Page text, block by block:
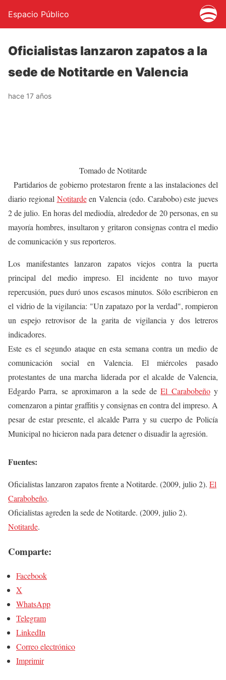
Espacio Público
Oficialistas lanzaron zapatos a la
sede de Notitarde en Valencia
hace 17 años
Tomado de Notitarde
Partidarios de gobierno protestaron frente a las instalaciones del
diario regional Notitardeen Valencia (edo. Carabobo) este jueves
2 de julio. En horas del mediodía, alrededor de 20 personas, en su
mayoría hombres, insultaron y gritaron consignas contra el medio
de comunicación y sus reporteros.
Los manifestantes lanzaron zapatos viejos contra la puerta
principal del medio impreso. El incidente no tuvo mayor
repercusión, pues duró unos escasos minutos. Sólo escribieron en
el vidrio de la vigilancia: "Un zapatazo por la verdad", rompieron
un espejo retrovisor de la garita de vigilancia y dos letreros
indicadores.
Este es el segundo ataque en esta semana contra un medio de
comunicación social en Valencia. El miércoles pasado
protestantes de una marcha liderada por el alcalde de Valencia,
Edgardo Parra, se aproximaron a la sede deEl Carabobeñoy
comenzaron a pintar graffitis y consignas en contra del impreso. A
pesar de estar presente, el alcalde Parra y su cuerpo de Policía
Municipal no hicieron nada para detener o disuadir la agresión.
Fuentes:
Oficialistas lanzaron zapatos frente a Notitarde. (2009, julio 2). El
Carabobeño.
Oficialistas agreden la sede de Notitarde. (2009, julio 2).
Notitarde.
Comparte:
Facebook
X
WhatsApp
Telegram
LinkedIn
Correo electrónico
Imprimir